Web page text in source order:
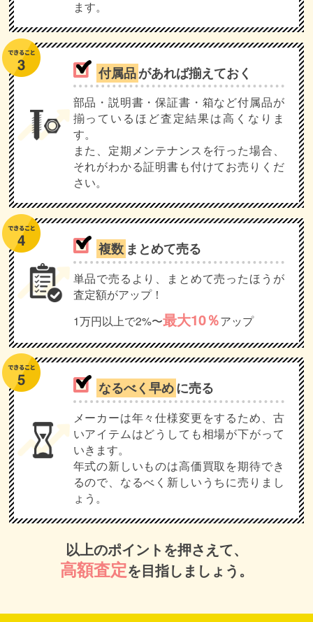
ます。
付属品があれば揃えておく
部品・説明書・保証書・箱など付属品が
揃っているほど査定結果は高くなりま
す。
また、定期メンテナンスを行った場合、
それがわかる証明書も付けてお売りくだ
さい。
複数 まとめて売る
単品で売るより、まとめて売ったほうが
査定額がアップ！
1万円以上で2%〜最大10％アップ
なるべく早めに売る
メーカーは年々仕様変更をするため、古
いアイテムはどうしても相場が下がって
いきます。
年式の新しいものは高価買取を期待でき
るので、なるべく新しいうちに売りまし
ょう。
以上のポイントを押さえて、
高額査定を目指しましょう。